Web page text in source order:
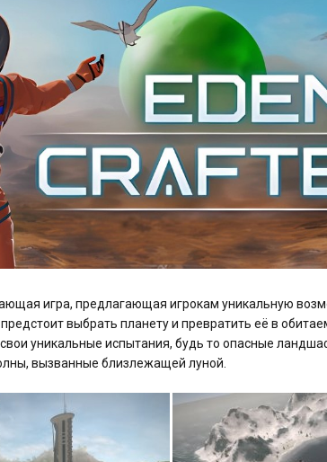
игра, предлагающая игрокам уникальную
выбрать планету и превратить её в
уникальные испытания, будь то опасные
вызванные близлежащей луной.